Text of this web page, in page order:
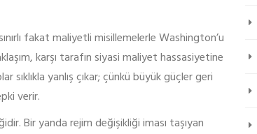
fakat maliyetli misillemelerle Washington’u
karşı tarafın siyasi maliyet hassasiyetine
yanlış çıkar; çünkü büyük güçler geri
verir.
Bir yanda rejim değişikliği iması taşıyan